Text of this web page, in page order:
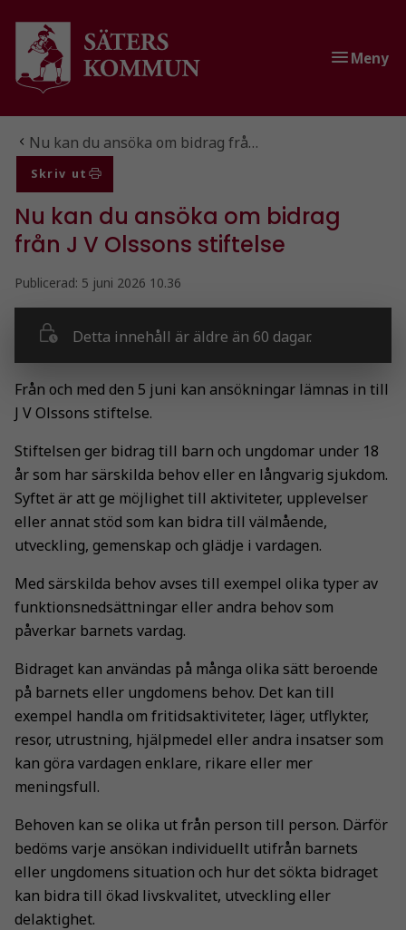
Gå till innehåll
Gå till huvudmeny
Meny
Du är här:
Nu kan du ansöka om bidrag frå…
Skriv ut
Nu kan du ansöka om bidrag
från J V Olssons stiftelse
Publicerad: 5 juni 2026 10.36
Detta innehåll är äldre än 60 dagar.
Från och med den 5 juni kan ansökningar lämnas in till
J V Olssons stiftelse.
Stiftelsen ger bidrag till barn och ungdomar under 18
år som har särskilda behov eller en långvarig sjukdom.
Syftet är att ge möjlighet till aktiviteter, upplevelser
eller annat stöd som kan bidra till välmående,
utveckling, gemenskap och glädje i vardagen.
Med särskilda behov avses till exempel olika typer av
funktionsnedsättningar eller andra behov som
påverkar barnets vardag.
Bidraget kan användas på många olika sätt beroende
på barnets eller ungdomens behov. Det kan till
exempel handla om fritidsaktiviteter, läger, utflykter,
resor, utrustning, hjälpmedel eller andra insatser som
kan göra vardagen enklare, rikare eller mer
meningsfull.
Behoven kan se olika ut från person till person. Därför
bedöms varje ansökan individuellt utifrån barnets
eller ungdomens situation och hur det sökta bidraget
kan bidra till ökad livskvalitet, utveckling eller
delaktighet.